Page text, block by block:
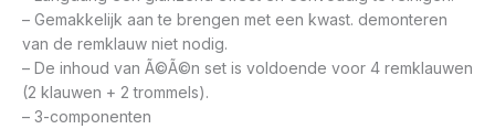
– Gemakkelijk aan te brengen met een kwast. demonteren
van de remklauw niet nodig.
– De inhoud van Ã©Ã©n set is voldoende voor 4 remklauwen
(2 klauwen + 2 trommels).
– 3-componenten